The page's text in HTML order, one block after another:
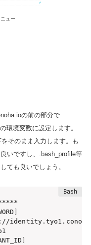
ュー
の前の部分で
環境変数に設定します。
そのまま入力します。も
いですし、.bash_profile等
ても良いでしょう。